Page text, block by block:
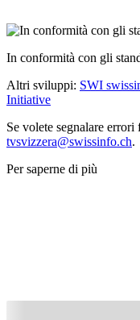
In conformità con gli
Altri sviluppi: SWI
Initiative
Se volete segnalare
tvsvizzera@swissinfo.ch.
Per saperne di più